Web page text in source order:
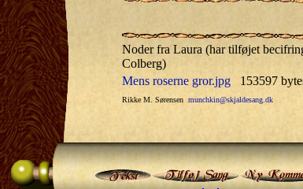
Noder fra Laura (har tilføjet
Colberg)
Mens roserne gror.jpg 153597
Rikke M. Sørensen munchkin@skjaldesang.dk